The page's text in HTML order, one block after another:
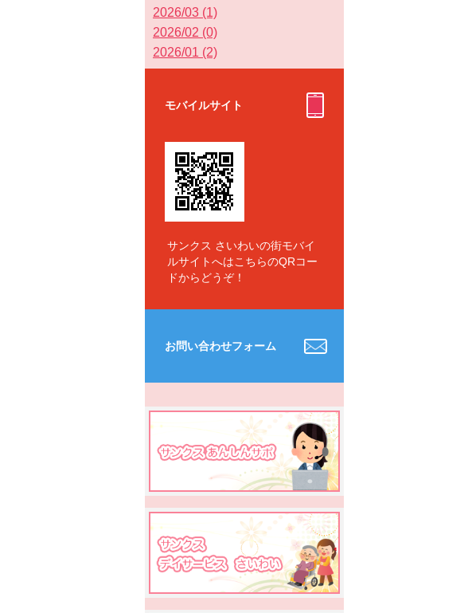
2026/03 (1)
2026/02 (0)
2026/01 (2)
モバイルサイト
サンクス さいわいの街モバイ
ルサイトへはこちらのQRコー
ドからどうぞ！
お問い合わせフォーム